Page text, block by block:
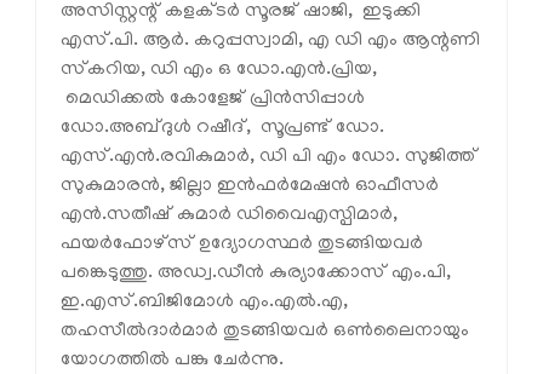
അസിസ്റ്റന്റ് കളക്ടര്‍ സൂരജ് ഷാജി, ഇടുക്കി
എസ്.പി. ആര്‍. കറുപ്പസ്വാമി, എ ഡി എം ആന്റണി
സ്‌കറിയ, ഡി എം ഒ ഡോ.എന്‍.പ്രിയ,
മെഡിക്കല്‍ കോളേജ് പ്രിന്‍സിപ്പാള്‍
ഡോ.അബ്ദുള്‍ റഷീദ്, സൂപ്രണ്ട് ഡോ.
എസ്.എന്‍.രവികുമാര്‍, ഡി പി എം ഡോ. സുജിത്ത്
സുകുമാരന്‍, ജില്ലാ ഇന്‍ഫര്‍മേഷന്‍ ഓഫീസര്‍
എന്‍.സതീഷ് കുമാര്‍ ഡിവൈഎസ്പിമാര്‍,
ഫയര്‍ഫോഴ്‌സ് ഉദ്യോഗസ്ഥര്‍ തുടങ്ങിയവര്‍
പങ്കെടുത്തു. അഡ്വ.ഡീന്‍ കുര്യാക്കോസ് എം.പി,
ഇ.എസ്.ബിജിമോള്‍ എം.എല്‍.എ,
തഹസീല്‍ദാര്‍മാര്‍ തുടങ്ങിയവര്‍ ഒണ്‍ലൈനായും
യോഗത്തില്‍ പങ്കു ചേര്‍ന്നു.